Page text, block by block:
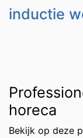
inductie
horeca
Bekijk op deze